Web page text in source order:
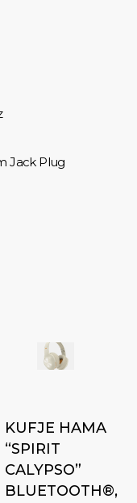
Jack Plug
Add to cart
KUFJE HAMA
“SPIRIT
CALYPSO”
BLUETOOTH®,